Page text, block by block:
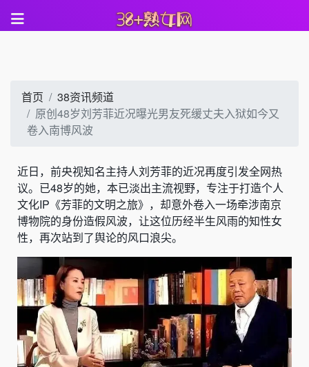
首页
38资讯频道
原创48岁刘芳菲近况曝光男友死缓丈夫入狱如今又
卷入南博风波
近日，前央视知名主持人刘芳菲的近况再度引发全网热
议。已48岁的她，本已淡出主流视野，专注于打造个人
文化IP《芳菲的文明之旅》，却意外卷入一场牵涉南京
博物院的身份造假风波，让这位历经半生风雨的知性女
性，再次站到了舆论的风口浪尖。